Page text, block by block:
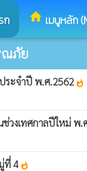
ก home เมนูหลัก
ณภัย
ระจำปี พ.ศ.2562whatshot
วงเทศกาลปีใหม่ พ
ที่ 4 whatshot